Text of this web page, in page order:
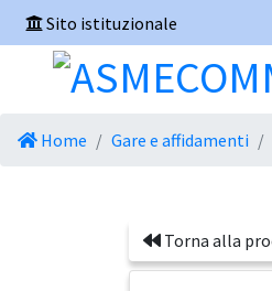
Sito istituzionale
Home Gare e affidamenti
Torna alla